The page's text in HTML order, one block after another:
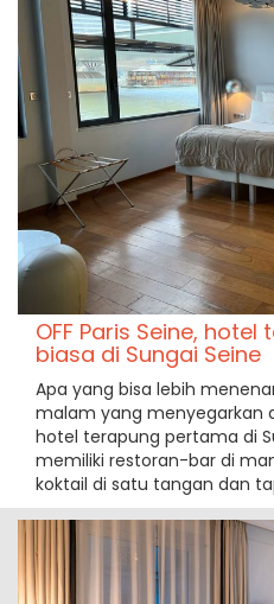
OFF Paris Seine,
biasa di Sungai Seine
Apa yang bisa lebih
malam yang menyegarkan
hotel terapung pertama di
memiliki restoran-bar di
koktail di satu tangan dan